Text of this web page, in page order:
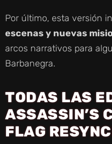
Por último, esta versión
escenas y nuevas
arcos narrativos para
Barbanegra.
TODAS LAS
ASSASSIN’S
FLAG